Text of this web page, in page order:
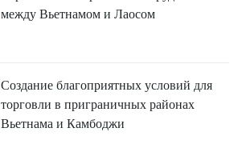
между Вьетнамом и Лаосом
Создание благоприятных условий для
торговли в приграничных районах
Вьетнама и Камбоджи